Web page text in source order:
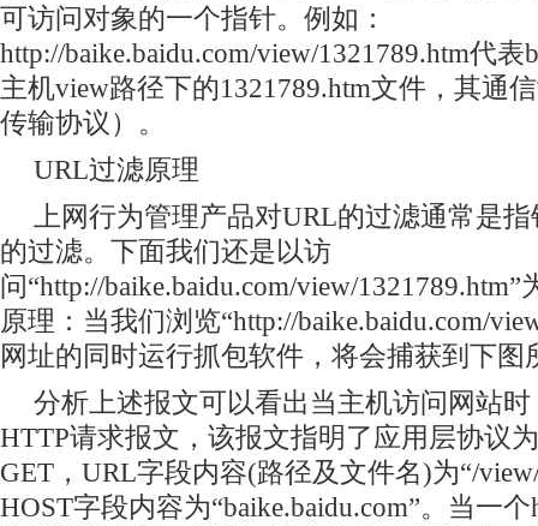
可访问对象的一个指针。例如：
http://baike.baidu.com/view/1321789.htm代表
主机view路径下的1321789.htm文件，其通
传输协议）。
URL过滤原理
上网行为管理产品对URL的过滤通常是
的过滤。下面我们还是以访
问“http://baike.baidu.com/view/
原理：当我们浏览“http://baike.baidu.com/
网址的同时运行抓包软件，将会捕获到下图
分析上述报文可以看出当主机访问网站
HTTP请求报文，该报文指明了应用层协议
GET，URL字段内容(路径及文件名)为“/
HOST字段内容为“baike.baidu.com”。当一